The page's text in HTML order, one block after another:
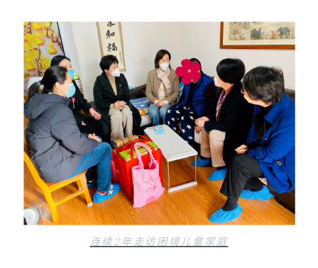
连续2年走访困境儿童家庭